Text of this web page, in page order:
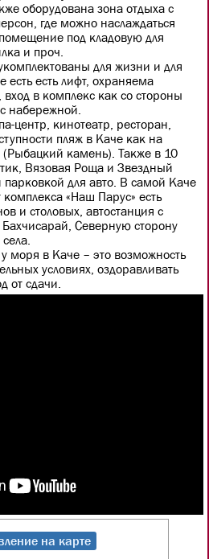
оборудована зона отдыха с
где можно наслаждаться
под кладовую для
и проч.
для жизни и для
есть лифт, охраняема
в комплекс как со стороны
набережной.
центр, кинотеатр, ресторан,
пляж в Каче как на
камень). Также в 10
Вязовая Роща и Звездный
парковкой для авто. В самой Каче
«Наш Парус» есть
и столовых, автостанция с
Северную сторону
моря в Каче – это возможность
условиях, оздоравливать
от сдачи.
на карте